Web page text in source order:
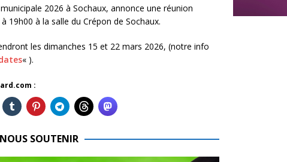
2026 à Sochaux, annonce une réunion
19h00 à la salle du Crépon de Sochaux.
les dimanches 15 et 22 mars 2026, (notre info
« ).
:
NOUS SOUTENIR